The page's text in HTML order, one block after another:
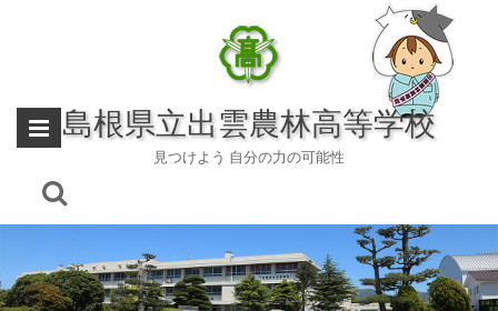
島根県立出雲農林高等学校
見つけよう 自分の力の可能性